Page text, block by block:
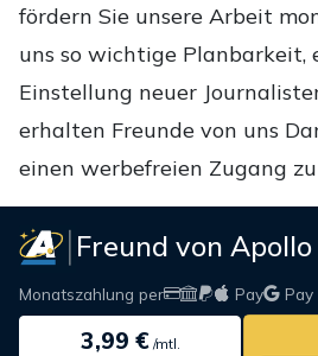
fördern Sie unsere Arbeit
uns so wichtige Planbarkeit,
Einstellung neuer
erhalten Freunde von uns
einen werbefreien Zugang
Freund von
Monatszahlung per Pay Pay
3,99 €/mtl.